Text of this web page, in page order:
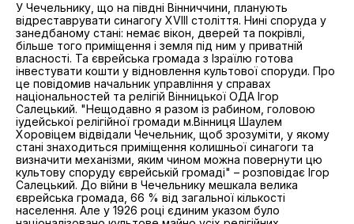
У Чечельнику, що на півдні Вінниччини, планують
відреставрувати синагогу XVIII століття. Нині споруда у
занедбаному стані: немає вікон, дверей та покрівлі,
більше того приміщення і земля під ним у приватній
власності. Та єврейська громада з Ізраїлю готова
інвестувати кошти у відновлення культової споруди. Про
це повідомив начальник управління у справах
національностей та релігій Вінницької ОДА Ігор
Салецький. "Нещодавно я разом із рабином, головою
іудейської релігійної громади м.Вінниця Шаулем
Хоровіцем відвідали Чечельник, щоб зрозуміти, у якому
стані знаходиться приміщення колишньої синагоги та
визначити механізми, яким чином можна повернути цю
культову споруду єврейській громаді" – розповідає Ігор
Салецький. До війни в Чечельнику мешкала велика
єврейська громада, 66 % від загальної кількості
населення. Але у 1926 році єдиним указом було